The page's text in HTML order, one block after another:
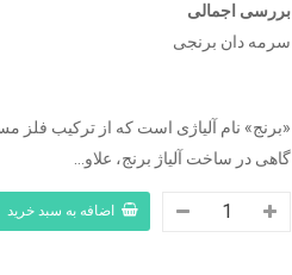
بررسی اجمالی
سرمه دان برنجی
«برنج» نام آلیاژی است که از ترکیب فلز
گاهی در ساخت آلیاژ برنج، علاو...